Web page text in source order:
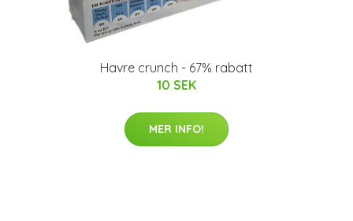
Havre crunch - 67% rabatt
10 SEK
MER INFO!